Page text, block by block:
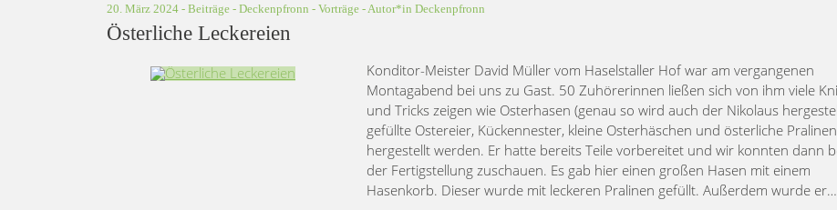
20. März 2024 - Beiträge - Deckenpfronn - Vorträge - Autor*in Deckenpfronn
Österliche Leckereien
Konditor-Meister David Müller vom Haselstaller Hof war am vergangenen
Montagabend bei uns zu Gast. 50 Zuhörerinnen ließen sich von ihm viele
und Tricks zeigen wie Osterhasen (genau so wird auch der Nikolaus
gefüllte Ostereier, Kückennester, kleine Osterhäschen und österliche Pralinen
hergestellt werden. Er hatte bereits Teile vorbereitet und wir konnten dann
der Fertigstellung zuschauen. Es gab hier einen großen Hasen mit einem
Hasenkorb. Dieser wurde mit leckeren Pralinen gefüllt. Außerdem wurde er…